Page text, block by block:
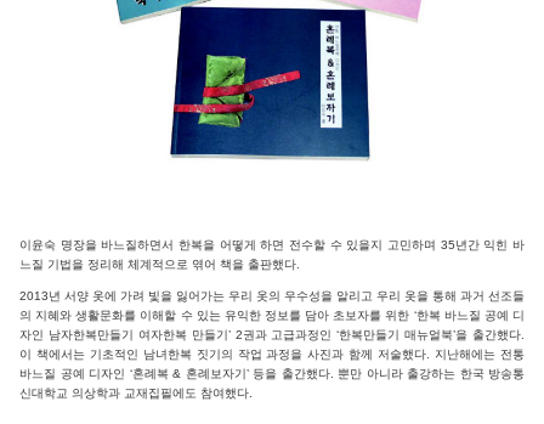
이윤숙 명장을 바느질하면서 한복을 어떻게 하면 전수할 수 있을지 고민하며 35년간 익힌 바
느질 기법을 정리해 체계적으로 엮어 책을 출판했다.
2013년 서양 옷에 가려 빛을 잃어가는 우리 옷의 우수성을 알리고 우리 옷을 통해 과거 선조들
의 지혜와 생활문화를 이해할 수 있는 유익한 정보를 담아 초보자를 위한 ‘한복 바느질 공예 디
자인 남자한복만들기 여자한복 만들기’ 2권과 고급과정인 ‘한복만들기 매뉴얼북’을 출간했다.
이 책에서는 기초적인 남녀한복 짓기의 작업 과정을 사진과 함께 저술했다. 지난해에는 전통
바느질 공예 디자인 ‘혼례복 & 혼례보자기’ 등을 출간했다. 뿐만 아니라 출강하는 한국 방송통
신대학교 의상학과 교재집필에도 참여했다.